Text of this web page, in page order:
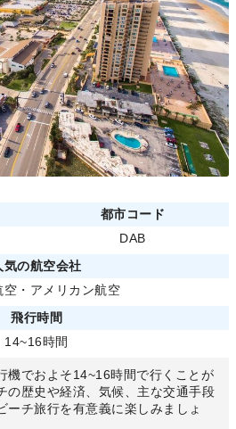
都市コード
DAB
気の航空会社
空 ・ アメリカン航空
飛行時間
14~16時間
機でおよそ14~16時間で行くことが
の歴史や経済、気候、主な交通手段
ーチ旅行を有意義に楽しみましょ